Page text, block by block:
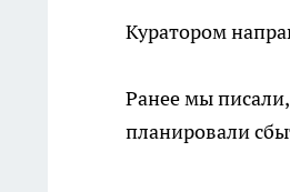
Куратором
Ранее мы
планировали